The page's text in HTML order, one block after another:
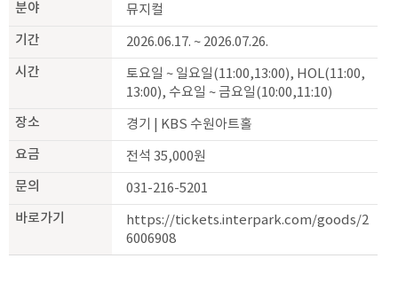
분야
뮤지컬
기간
2026.06.17. ~ 2026.07.26.
시간
토요일 ~ 일요일(11:00,13:00), HOL(11:00,
13:00), 수요일 ~ 금요일(10:00,11:10)
장소
경기 | KBS 수원아트홀
요금
전석 35,000원
문의
031-216-5201
바로가기
https://tickets.interpark.com/goods/2
6006908